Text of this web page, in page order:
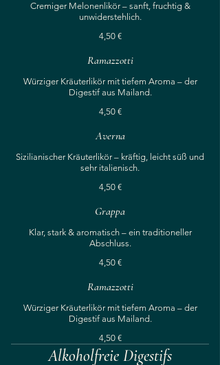
Cremiger Melonenlikör – sanft, fruchtig &
unwiderstehlich.
4,50 €
Ramazzotti
Würziger Kräuterlikör mit tiefem Aroma – der
Digestif aus Mailand.
4,50 €
Averna
Sizilianischer Kräuterlikör – kräftig, leicht süß und
sehr italienisch.
4,50 €
Grappa
Klar, stark & aromatisch – ein traditioneller
Abschluss.
4,50 €
Ramazzotti
Würziger Kräuterlikör mit tiefem Aroma – der
Digestif aus Mailand.
4,50 €
Alkoholfreie Digestifs